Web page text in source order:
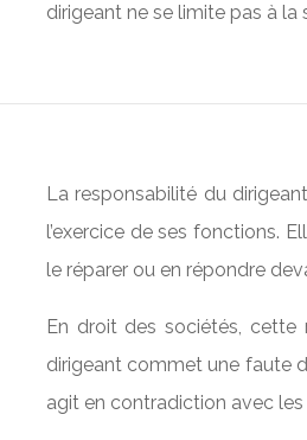
dirigeant ne se limite pas à
La responsabilité du
l’exercice de ses fonctions.
le réparer ou en répondre
En droit des sociétés, cette
dirigeant commet une faute
agit en contradiction avec